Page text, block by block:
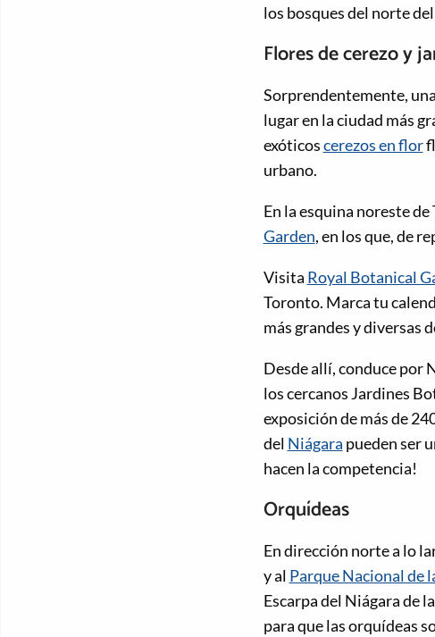
los bosques del norte
Flores de cerezo y
Sorprendentemente,
lugar en la ciudad más
exóticoscerezos en flor
urbano.
En la esquina noreste
Garden, en los que, de
Visita Royal Botanical
Toronto. Marca tu
más grandes y diversas
Desde allí, conduce por
los cercanos Jardines
exposición de más de
del Niágara pueden ser
hacen la competencia!
Orquídeas
En dirección norte a lo
y al Parque Nacional de
Escarpa del Niágara de
para que las orquídeas